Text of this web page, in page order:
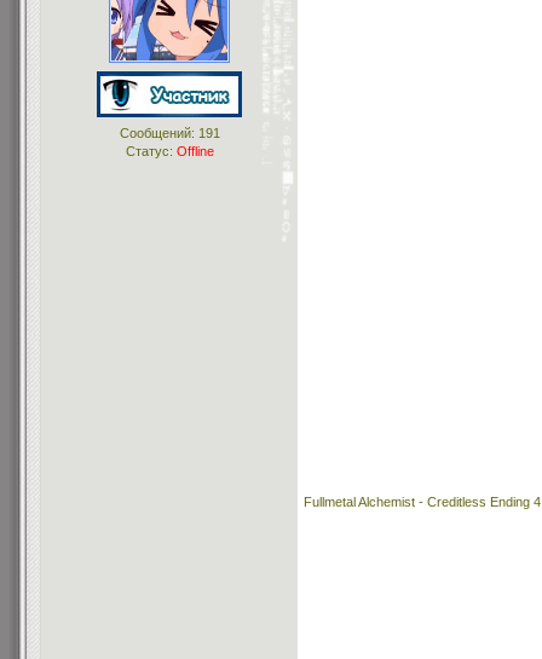
Сообщений: 191
Статус: Offline
Fullmetal Alchemist - Creditless Ending 4